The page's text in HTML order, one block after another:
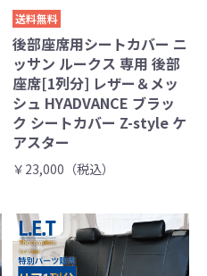
送料無料
後部座席用シートカバー ニ
ッサン ルークス 専用 後部
座席[1列分] レザー＆メッ
シュ HYADVANCE ブラッ
ク シートカバー Z-style ケ
アスター
￥23,000（税込）